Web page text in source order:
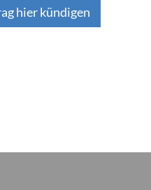
hier kündigen